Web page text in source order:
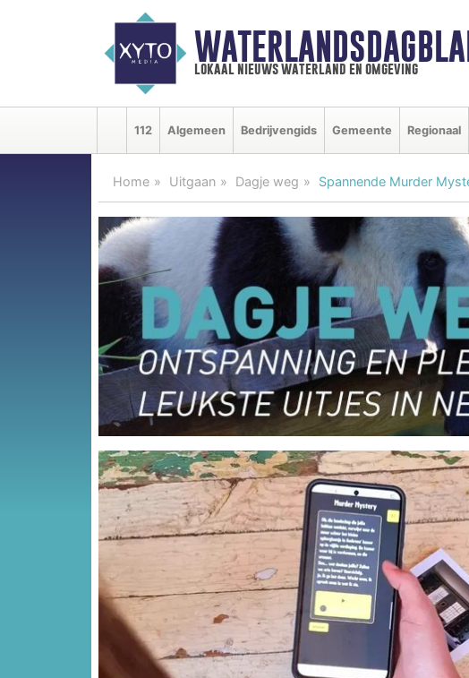
lokaal nieuws waterland en omgeving
112 Algemeen Bedrijvengids Gemeente Regionaal
Home Uitgaan Dagje weg Spannende Murder